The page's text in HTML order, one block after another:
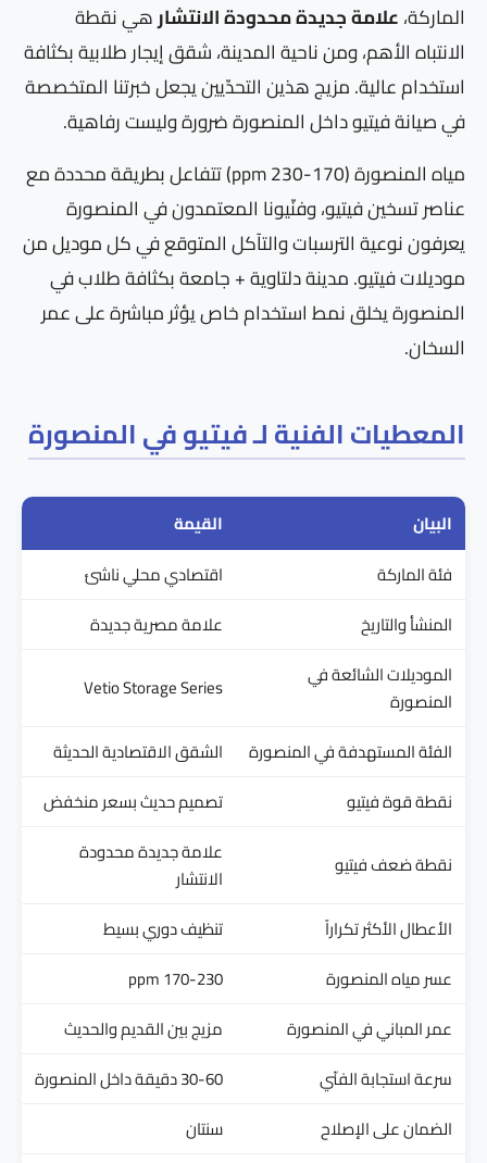
الماركة،علامة جديدة محدودة الانتشارهي نقطة
الانتباه الأهم، ومن ناحية المدينة، شقق إيجار طلابية بكثافة
استخدام عالية. مزيج هذين التحدّيين يجعل خبرتنا المتخصصة
في صيانة فيتيو داخل المنصورة ضرورة وليست رفاهية.
مياه المنصورة (170-230 ppm) تتفاعل بطريقة محددة مع
عناصر تسخين فيتيو، وفنّيونا المعتمدون في المنصورة
يعرفون نوعية الترسبات والتآكل المتوقع في كل موديل من
موديلات فيتيو. مدينة دلتاوية + جامعة بكثافة طلاب في
المنصورة يخلق نمط استخدام خاص يؤثر مباشرة على عمر
السخان.
المعطيات الفنية لـ فيتيو في المنصورة
البيان
القيمة
فئة الماركة
اقتصادي محلي ناشئ
المنشأ والتاريخ
علامة مصرية جديدة
الموديلات الشائعة في
المنصورة
Vetio Storage Series
الفئة المستهدفة في المنصورة
الشقق الاقتصادية الحديثة
نقطة قوة فيتيو
تصميم حديث بسعر منخفض
نقطة ضعف فيتيو
علامة جديدة محدودة
الانتشار
الأعطال الأكثر تكراراً
تنظيف دوري بسيط
عسر مياه المنصورة
170-230 ppm
عمر المباني في المنصورة
مزيج بين القديم والحديث
سرعة استجابة الفنّي
30-60 دقيقة داخل المنصورة
الضمان على الإصلاح
سنتان